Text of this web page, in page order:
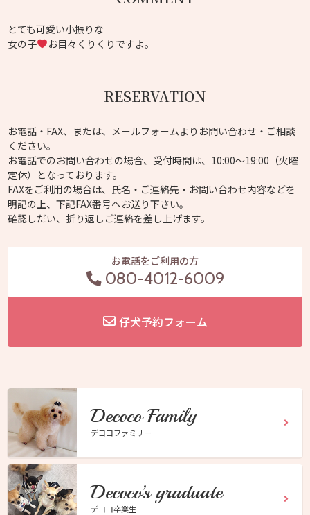
とても可愛い小振りな
女の子
お目々くりくりですよ。
RESERVATION
お電話・FAX、または、メールフォームよりお問い合わせ・ご相談
ください。
お電話でのお問い合わせの場合、受付時間は、10:00～19:00（火曜
定休）となっております。
FAXをご利用の場合は、氏名・ご連絡先・お問い合わせ内容などを
明記の上、下記FAX番号へお送り下さい。
確認しだい、折り返しご連絡を差し上げます。
お電話をご利用の方
080-4012-6009
仔犬予約フォーム
Decoco Family
デココファミリー
Decoco’s graduate
デココ卒業生